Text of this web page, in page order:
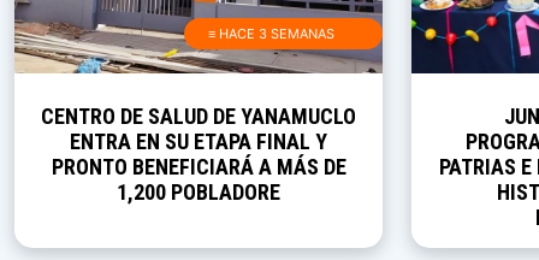
≡ HACE 3 SEMANAS
CENTRO DE SALUD DE YANAMUCLO
ENTRA EN SU ETAPA FINAL Y
PRONTO BENEFICIARÁ A MÁS DE
1,200 POBLADORE
PATRIAS